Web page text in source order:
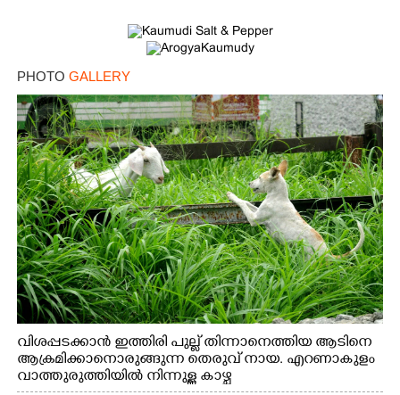
PHOTO GALLERY
വിശപ്പടക്കാൻ ഇത്തിരി പുല്ല് തിന്നാനെത്തിയ ആടിനെ
ആക്രമിക്കാനൊരുങ്ങുന്ന തെരുവ് നായ. എറണാകുളം
വാത്തുരുത്തിയിൽ നിന്നുള്ള കാഴ്ച